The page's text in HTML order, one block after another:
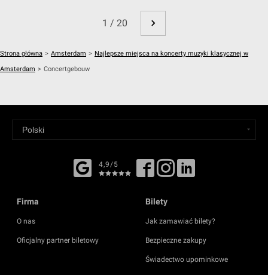
1 / 20
Strona główna > Amsterdam > Najlepsze miejsca na koncerty muzyki klasycznej w
Amsterdam > Concertgebouw
4,9/5
Firma
O nas
Oficjalny partner biletowy
Bilety
Jak zamawiać bilety?
Bezpieczne zakupy
Świadectwo upominkowe